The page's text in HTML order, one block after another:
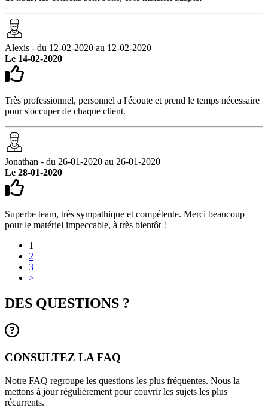
Alexis - du 12-02-2020 au 12-02-2020
Le 14-02-2020
Très professionnel, personnel a l'écoute et prend le temps nécessaire
pour s'occuper de chaque client.
Jonathan - du 26-01-2020 au 26-01-2020
Le 28-01-2020
Superbe team, très sympathique et compétente. Merci beaucoup
pour le matériel impeccable, à très bientôt !
1
2
3
>
DES QUESTIONS ?
CONSULTEZ LA FAQ
Notre FAQ regroupe les questions les plus fréquentes. Nous la
mettons à jour régulièrement pour couvrir les sujets les plus
récurrents.